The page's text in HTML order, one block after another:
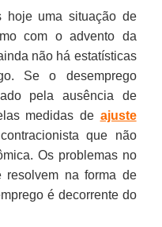
hoje uma situação de
com o advento da
não há estatísticas
Se o desemprego
pela ausência de
medidas de ajuste
que não
Os problemas no
resolvem na forma de
é decorrente do